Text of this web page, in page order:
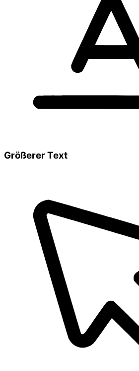
Größerer Text